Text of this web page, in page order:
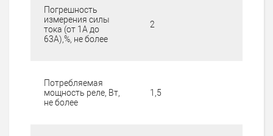
Погрешность
измерения силы
тока (от 1А до
63А),%, не более
2
Потребляемая
мощность реле, Вт,
не более
1,5